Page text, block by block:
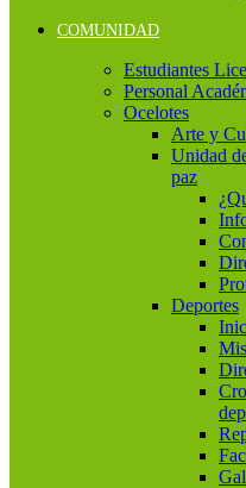
COMUNIDAD
Estudiantes
Personal
Ocelotes
Arte y
Unidad
paz
Deportes